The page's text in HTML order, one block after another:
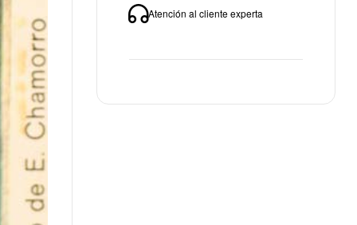
Atención al cliente experta